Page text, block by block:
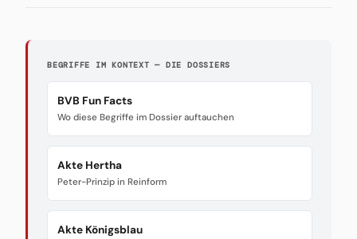
BEGRIFFE IM KONTEXT — DIE DOSSIERS
BVB Fun Facts
Wo diese Begriffe im Dossier auftauchen
Akte Hertha
Peter-Prinzip in Reinform
Akte Königsblau